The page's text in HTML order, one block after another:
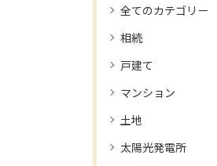
全てのカテゴリー
相続
戸建て
マンション
土地
太陽光発電所